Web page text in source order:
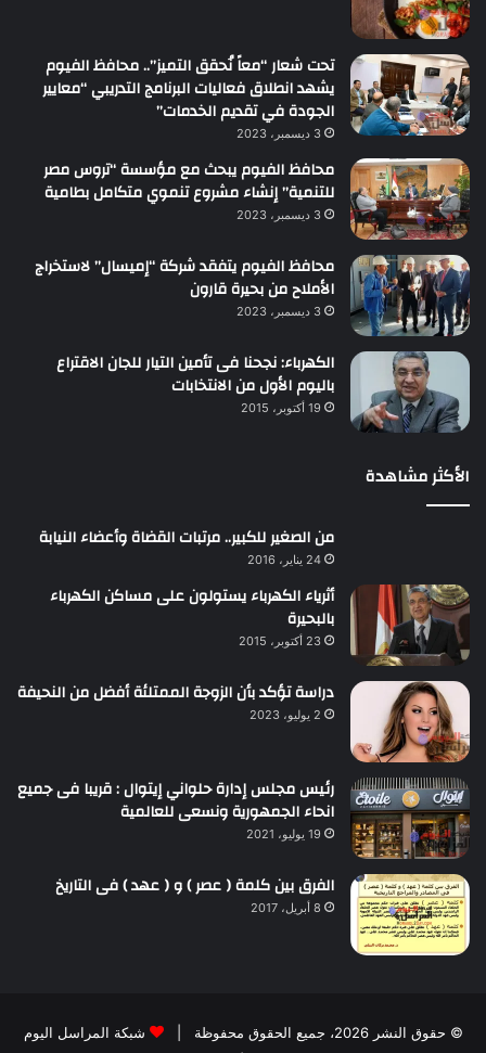
تحت شعار “معاً نُحقق التميز”.. محافظ الفيوم
يشهد انطلاق فعاليات البرنامج التدريبي “معايير
الجودة في تقديم الخدمات”
3 ديسمبر، 2023
محافظ الفيوم يبحث مع مؤسسة “تروس مصر
للتنمية” إنشاء مشروع تنموي متكامل بطامية
3 ديسمبر، 2023
محافظ الفيوم يتفقد شركة “إميسال” لاستخراج
الأملاح من بحيرة قارون
3 ديسمبر، 2023
الكهرباء: نجحنا فى تأمين التيار للجان الاقتراع
باليوم الأول من الانتخابات
19 أكتوبر، 2015
الأكثر مشاهدة
من الصغير للكبير.. مرتبات القضاة وأعضاء النيابة
24 يناير، 2016
أثرياء الكهرباء يستولون على مساكن الكهرباء
بالبحيرة
23 أكتوبر، 2015
دراسة تؤكد بأن الزوجة الممتلئة أفضل من النحيفة
2 يوليو، 2023
رئيس مجلس إدارة حلواني إيتوال : قريبا فى جميع
انحاء الجمهورية ونسعى للعالمية
19 يوليو، 2021
الفرق بين كلمة ( عصر ) و ( عهد ) فى التاريخ
8 أبريل، 2017
© حقوق النشر 2026، جميع الحقوق محفوظة |
شبكة المراسل اليوم